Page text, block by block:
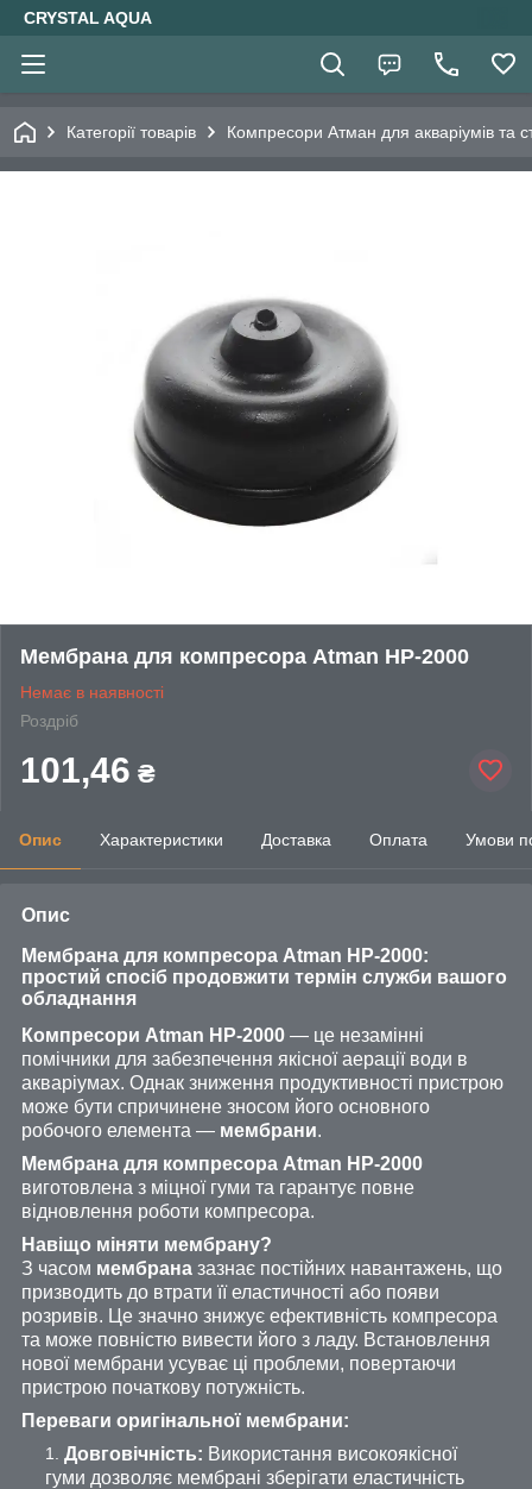
CRYSTAL AQUA
Категорії товарів Компресори Атман для акваріумів та
Мембрана для компресора Atman HP-2000
Немає в наявності
Роздріб
101,46 ₴
Опис Характеристики Доставка Оплата Умови
Опис
Мембрана для компресора Atman HP-2000:
простий спосіб продовжити термін служби вашого
обладнання
Компресори Atman HP-2000 — це незамінні
помічники для забезпечення якісної аерації води в
акваріумах. Однак зниження продуктивності пристрою
може бути спричинене зносом його основного
робочого елемента — мембрани.
Мембрана для компресора Atman HP-2000
виготовлена ​​з міцної гуми та гарантує повне
відновлення роботи компресора.
Навіщо міняти мембрану?
З часом мембрана зазнає постійних навантажень, що
призводить до втрати її еластичності або появи
розривів. Це значно знижує ефективність компресора
та може повністю вивести його з ладу. Встановлення
нової мембрани усуває ці проблеми, повертаючи
пристрою початкову потужність.
Переваги оригінальної мембрани:
Довговічність: Використання високоякісної
гуми дозволяє мембрані зберігати еластичність